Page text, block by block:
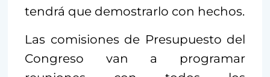
tendrá que demostrarlo con hechos.
Las comisiones de Presupuesto del
Congreso van a programar